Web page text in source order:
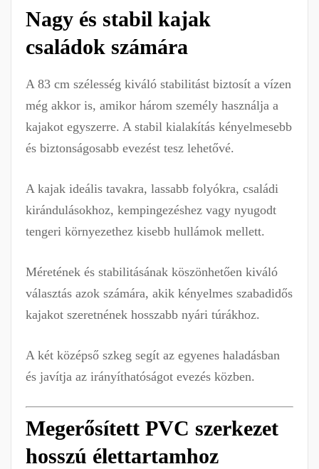
Nagy és stabil kajak
családok számára
A 83 cm szélesség kiváló stabilitást biztosít a vízen
még akkor is, amikor három személy használja a
kajakot egyszerre. A stabil kialakítás kényelmesebb
és biztonságosabb evezést tesz lehetővé.
A kajak ideális tavakra, lassabb folyókra, családi
kirándulásokhoz, kempingezéshez vagy nyugodt
tengeri környezethez kisebb hullámok mellett.
Méretének és stabilitásának köszönhetően kiváló
választás azok számára, akik kényelmes szabadidős
kajakot szeretnének hosszabb nyári túrákhoz.
A két középső szkeg segít az egyenes haladásban
és javítja az irányíthatóságot evezés közben.
Megerősített PVC szerkezet
hosszú élettartamhoz